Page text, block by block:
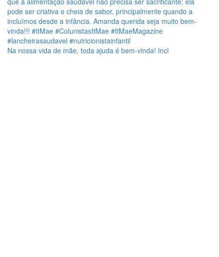
Na nossa vida de mãe, toda ajuda é bem-vinda! Incl